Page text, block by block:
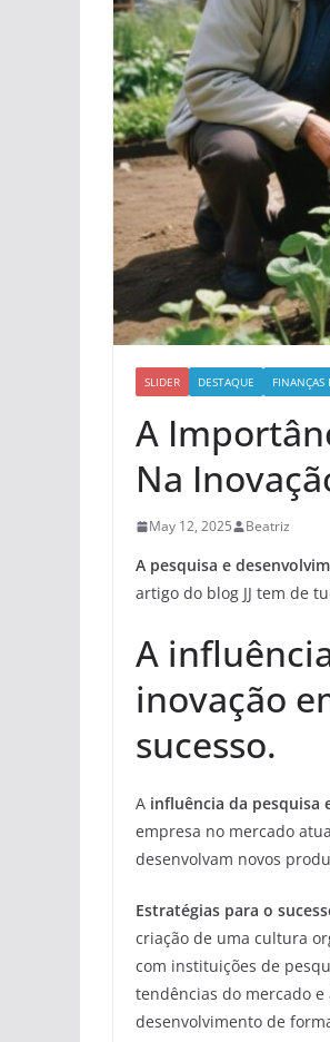
SLIDER DESTAQUE FINANÇAS
A
Na
May 12, 2025 Beatriz
A pesquisa e
artigo do blog JJ tem de
A
inovação
sucesso.
A influência da pesquisa
empresa no mercado
desenvolvam novos
Estratégias para o
criação de uma cultura
com instituições de
tendências do mercado
desenvolvimento de